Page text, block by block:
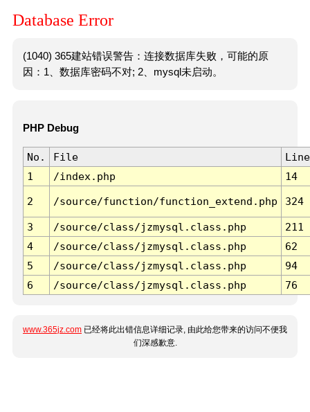
Database Error
(1040) 365建站错误警告：连接数据库失败，可能的原
因：1、数据库密码不对; 2、mysql未启动。
PHP Debug
No. File
Line
1
/index.php 14
2 /source/function/function_extend.php 324
3 /source/class/jzmysql.class.php
211
4
/source/class/jzmysql.class.php
62
5
/source/class/jzmysql.class.php
94
6
/source/class/jzmysql.class.php 76
www.365jz.com 已经将此出错信息详细记录, 由此给您带来的访问不便我
们深感歉意.